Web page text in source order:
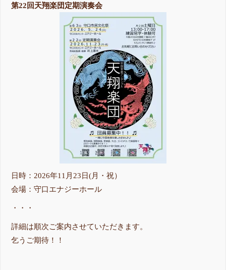
第22回天翔楽団定期演奏会
日時：2026年11月23日(月・祝）
会場：守口エナジーホール
・・・
詳細は順次ご案内させていただきます。
乞うご期待！！